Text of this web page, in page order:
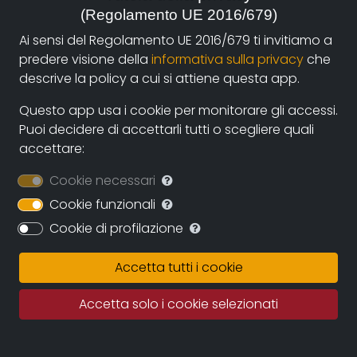
autori e i fruitori attraverso la nuova piattaforma di
streaming on-line e operazioni di partnership con sale
cinematografiche e circuiti televisivi. La collaborazione
diretta con gli autori assicurerà il continuo
ampliamento dell’archivio durante i prossimi anni
assicurando una proposta sempre più variegata e
multiculturale.
illimitato in cui conservare le opere, eleggendo ad uno
dei suoi obiettivi principali la conservazione della
memoria del documentario regionale e nazionale e
quindi della memoria per immagini tout court.
Fatto salvo il rigoroso rispetto dei diritti d’autore
questo grande archivio potrà diventare una fonte
importante per studiosi, studenti, porfessionisti in cui
(Regolamento UE 2016/679)
Ai sensi del Regolamento UE 2016/679 ti invitiamo a
predere visione della informativa sulla privacyche
descrive la policy a cui si attiene questa app.
Questo app usa i cookie per monitorare gli accessi.
Puoi decidere di accettarli tutti o scegliere quali
accettare:
Cookie necessari
Cookie funzionali
Cookie di profilazione
Accetta tutti i cookie
Accetta solo i cookie selezionati